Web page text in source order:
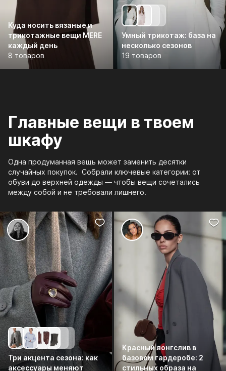
Куда носить вязаные и
трикотажные вещи MERE
каждый день
8 товаров
Умный трикотаж: база на
несколько сезонов
19 товаров
Главные вещи в твоем
шкафу
Одна продуманная вещь может заменить десятки
случайных покупок. Собрали ключевые категории: от
обуви до верхней одежды — чтобы вещи сочетались
между собой и не требовали лишнего.
Три акцента сезона: как
аксессуары меняют
Красный лонгслив в
базовом гардеробе: 2
стильных образа на